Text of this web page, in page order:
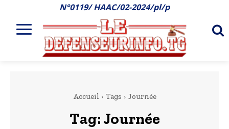
N°0119/ HAAC/02-2024/pl/p
Accueil Tags Journée
Tag:Journée